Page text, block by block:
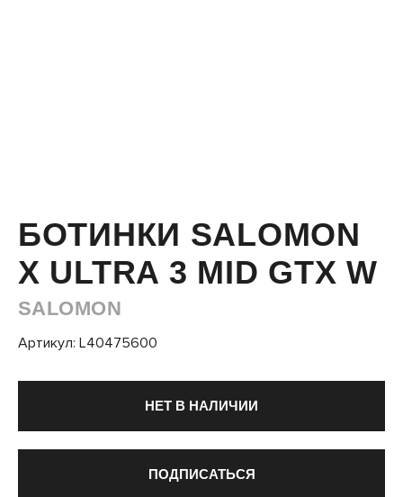
БОТИНКИ SALOMON
X ULTRA 3 MID GTX W
SALOMON
Артикул: L40475600
НЕТ В НАЛИЧИИ
ПОДПИСАТЬСЯ